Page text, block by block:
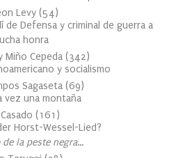
Levy (54)
de Defensa y criminal de guerra a
honra
Miño Cepeda (342)
y socialismo
Sagaseta (69)
vez una montaña
(161 )
Horst-Wessel-Lied?
de la peste negra…